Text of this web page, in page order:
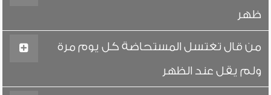
ظهر
من قال تغتسل المستحاضة كل يوم مرة
ولم يقل عند الظهر